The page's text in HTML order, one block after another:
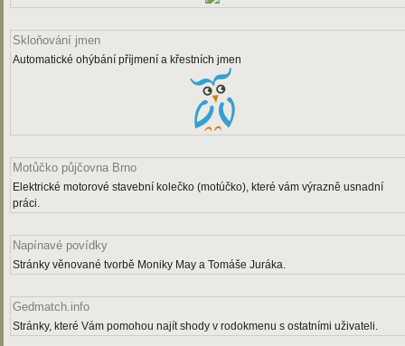
Skloňování jmen
Automatické ohýbání příjmení a křestních jmen
Motůčko půjčovna Brno
Elektrické motorové stavební kolečko (motúčko), které vám výrazně usnadní
práci.
Napínavé povídky
Stránky věnované tvorbě Moniky May a Tomáše Juráka.
Gedmatch.info
Stránky, které Vám pomohou najít shody v rodokmenu s ostatními uživateli.